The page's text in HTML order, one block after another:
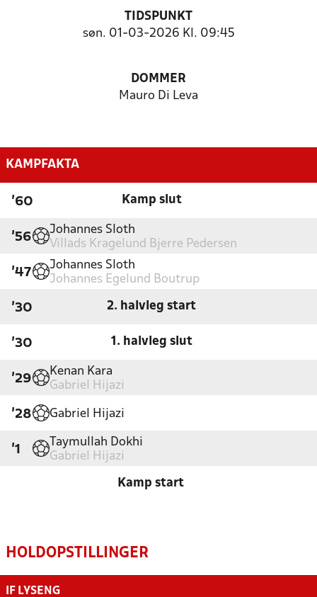
TIDSPUNKT
søn. 01-03-2026 Kl. 09:45
DOMMER
Mauro Di Leva
KAMPFAKTA
'60 Kamp slut
'56
Johannes Sloth
Villads Kragelund Bjerre Pedersen
'47
Johannes Sloth
Johannes Egelund Boutrup
'30 2. halvleg start
'30 1. halvleg slut
'29
Kenan Kara
Gabriel Hijazi
'28 Gabriel Hijazi
'1
Taymullah Dokhi
Gabriel Hijazi
Kamp start
HOLDOPSTILLINGER
IF LYSENG